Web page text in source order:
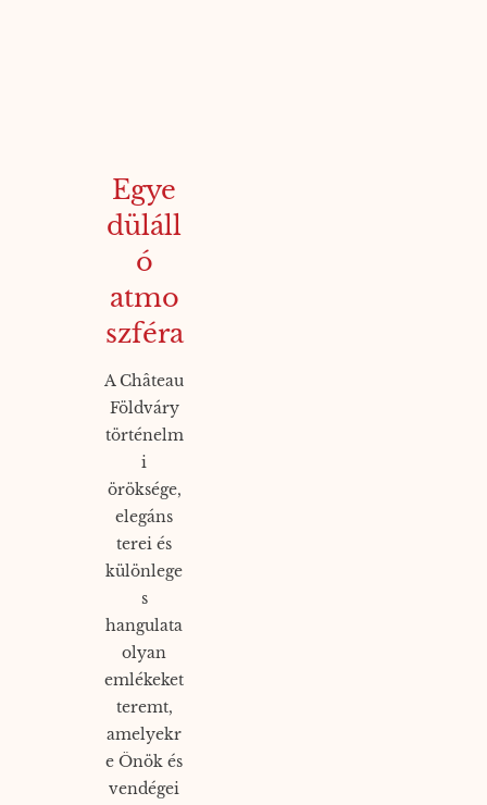
Egye
düláll
ó
atmo
szféra
A Château
Földváry
történelm
i
öröksége,
elegáns
terei és
különlege
s
hangulata
olyan
emlékeket
teremt,
amelyekr
e Önök és
vendégei